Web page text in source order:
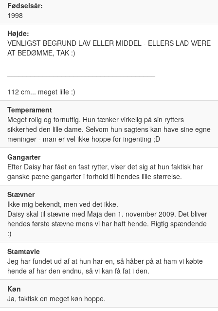
Fødselsår:
1998
Højde:
VENLIGST BEGRUND LAV ELLER MIDDEL - ELLERS LAD VÆRE
AT BEDØMME, TAK :)
112 cm... meget lille :)
Temperament
Meget rolig og fornuftig. Hun tænker virkelig på sin rytters
sikkerhed den lille dame. Selvom hun sagtens kan have sine egne
meninger - man er vel ikke hoppe for ingenting ;D
Gangarter
Efter Daisy har fået en fast rytter, viser det sig at hun faktisk har
ganske pæne gangarter i forhold til hendes lille størrelse.
Stævner
Ikke mig bekendt, men ved det ikke.
Daisy skal til stævne med Maja den 1. november 2009. Det bliver
hendes første stævne mens vi har haft hende. Rigtig spændende
:)
Stamtavle
Jeg har fundet ud af at hun har en, så håber på at ham vi købte
hende af har den endnu, så vi kan få fat i den.
Køn
Ja, faktisk en meget køn hoppe.